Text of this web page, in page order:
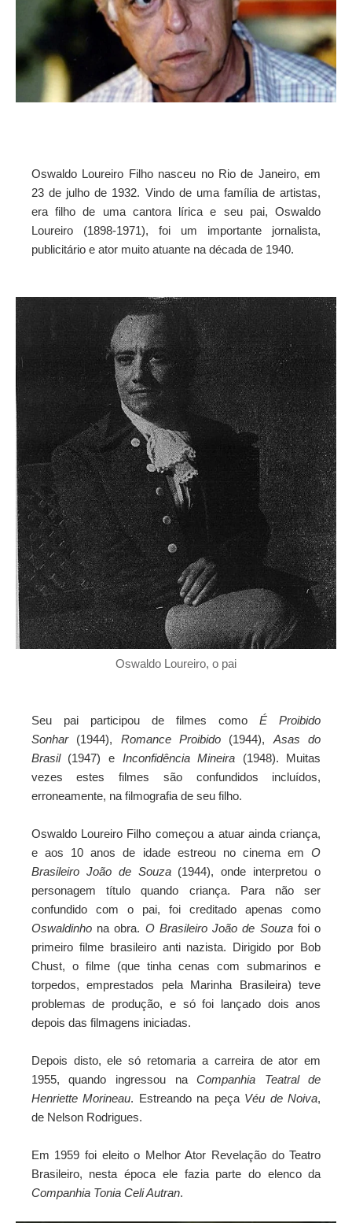
S
Oswaldo Loureiro Filho nasceu no Rio de Janeiro, em
23 de julho de 1932. Vindo de uma família de artistas,
era filho de uma cantora lírica e seu pai, Oswaldo
Loureiro (1898-1971), foi um importante jornalista,
publicitário e ator muito atuante na década de 1940.
Oswaldo Loureiro, o pai
Seu pai participou de filmes comoÉ Proibido
Sonhar (1944), Romance Proibido (1944), Asas do
Brasil(1947) e Inconfidência Mineira (1948). Muitas
vezes estes filmes são confundidos incluídos,
erroneamente, na filmografia de seu filho.
Oswaldo Loureiro Filho começou a atuar ainda criança,
e aos 10 anos de idade estreou no cinema emO
Brasileiro João de Souza(1944), onde interpretou o
personagem título quando criança. Para não ser
confundido com o pai, foi creditado apenas como
Oswaldinhona obra. O Brasileiro João de Souzafoi o
primeiro filme brasileiro anti nazista. Dirigido por Bob
Chust, o filme (que tinha cenas com submarinos e
torpedos, emprestados pela Marinha Brasileira) teve
problemas de produção, e só foi lançado dois anos
depois das filmagens iniciadas.
Depois disto, ele só retomaria a carreira de ator em
1955, quando ingressou naCompanhia Teatral de
Henriette Morineau. Estreando na peça Véu de Noiva,
de Nelson Rodrigues.
Em 1959 foi eleito o Melhor Ator Revelação do Teatro
Brasileiro, nesta época ele fazia parte do elenco da
Companhia Tonia Celi Autran.